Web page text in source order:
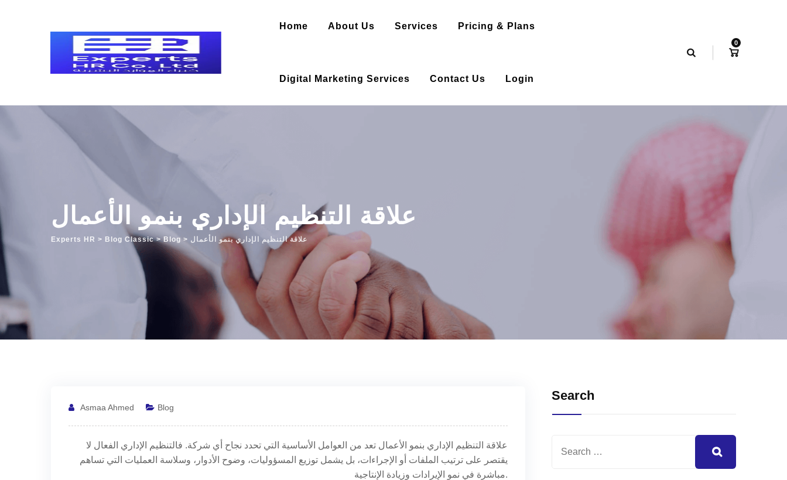
Home About Us Services Pricing & Plans
Digital Marketing Services Contact Us Login
0
علاقة التنظيم الإداري بنمو الأعمال
Experts HR > Blog Classic>Blog > علاقة التنظيم الإداري بنمو الأعمال
Asmaa Ahmed Blog
علاقة التنظيم الإداري بنمو الأعمال تعد من العوامل الأساسية التي تحدد نجاح أي شركة. فالتنظيم الإداري الفعال لا
يقتصر على ترتيب الملفات أو الإجراءات، بل يشمل توزيع المسؤوليات، وضوح الأدوار، وسلاسة العمليات التي تساهم
مباشرة في نمو الإيرادات وزيادة الإنتاجية.
Search